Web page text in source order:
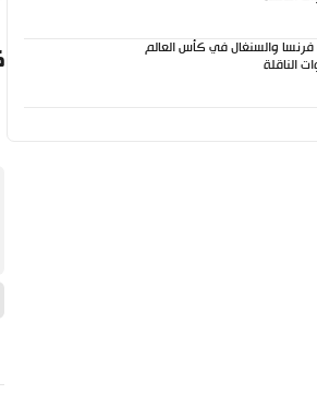
فرنسا والسنغال في كأس العالم